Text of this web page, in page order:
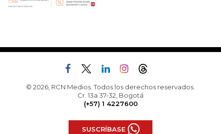
© 2026, RCN Medios. Todos los derechos reservados.
Cr. 13a 37-32, Bogotá
(+57) 1 4227600
SUSCRÍBASE